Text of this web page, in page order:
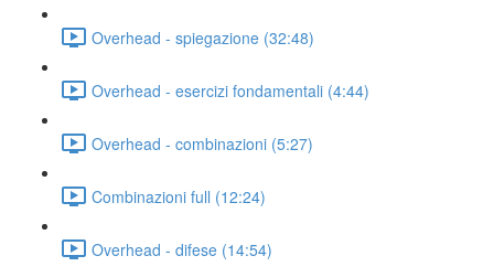
Overhead - spiegazione (32:48)
Overhead - esercizi fondamentali (4:44)
Overhead - combinazioni (5:27)
Combinazioni full (12:24)
Overhead - difese (14:54)